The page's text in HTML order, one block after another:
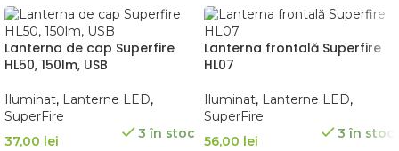
Lanterna de cap Superfire
HL50, 150lm, USB
Iluminat, Lanterne LED,
SuperFire
37,00 lei 3 în stoc
Lanterna frontală Superfire
HL07
Iluminat, Lanterne LED,
SuperFire
56,00 lei 3 în stoc